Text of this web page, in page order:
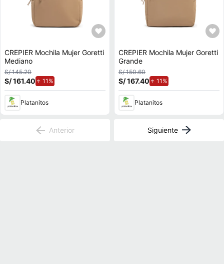
CREPIER Mochila Mujer Goretti
Mediano
S/ 145.20
S/ 161.40 11%
Platanitos
CREPIER Mochila Mujer Goretti
Grande
S/ 150.60
S/ 167.40 11%
Platanitos
Anterior Siguiente